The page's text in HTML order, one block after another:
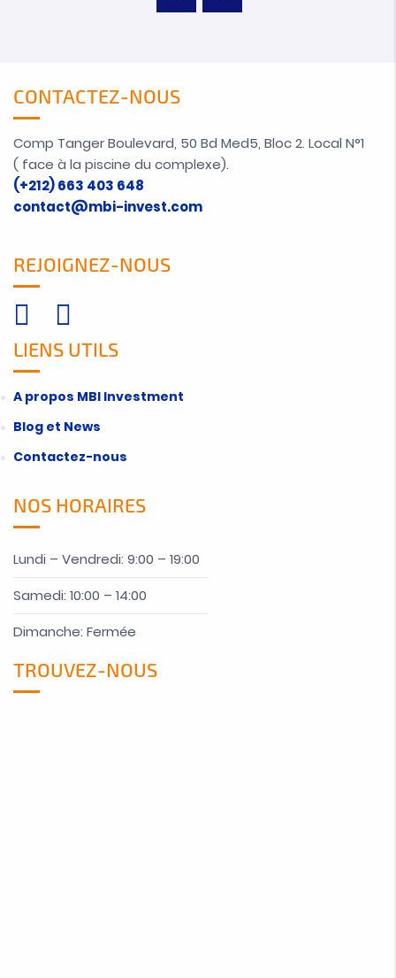
CONTACTEZ-NOUS
Comp Tanger Boulevard, 50 Bd Med5, Bloc 2. Local N°1
( face à la piscine du complexe).
(+212) 663 403 648
contact@mbi-invest.com
REJOIGNEZ-NOUS
LIENS UTILS
A propos MBI Investment
Blog et News
Contactez-nous
NOS HORAIRES
Lundi – Vendredi: 9:00 – 19:00
Samedi: 10:00 – 14:00
Dimanche: Fermée
TROUVEZ-NOUS